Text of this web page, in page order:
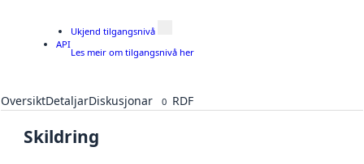
API
Ukjend tilgangsnivå
Les meir om tilgangsnivå her
OversiktDetaljarDiskusjonar 0 RDF
Skildring